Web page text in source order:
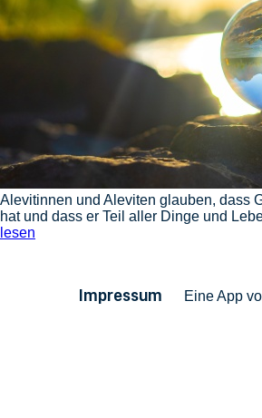
Alevitinnen und Aleviten glauben, dass
hat und dass er Teil aller Dinge und
lesen
Impressum Eine App